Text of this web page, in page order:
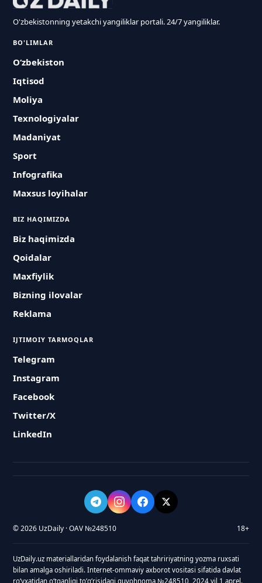
O'zbekistonning yetakchi yangiliklar portali. 24/7 yangiliklar.
BO'LIMLAR
O‘zbekiston
Iqtisod
Moliya
Texnologiyalar
Madaniyat
Sport
Infografika
Maxsus loyihalar
BIZ HAQIMIZDA
Biz haqimizda
Qoidalar
Maxfiylik
Bizning ilovalar
Reklama
IJTIMOIY TARMOQLAR
Telegram
Instagram
Facebook
Twitter/X
LinkedIn
© 2026 UzDaily · OAV №248510 18+
UzDaily.uz materiallaridan foydalanish faqat tahririyatning yozma ruxsati
bilan amalga oshiriladi. Internet-ommaviy axborot vositasi sifatida davlat
roʻyxatidan oʻtganligi toʻgʻrisidagi guvohnoma №248510, 2024 yil 1 aprel.